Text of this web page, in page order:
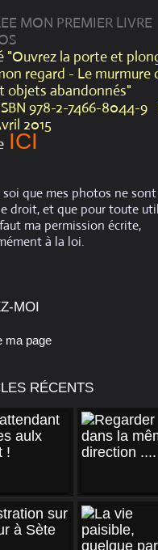
MON PREMIER LIVRE
"Ouvrez la porte et
regard - Le murmure
objets abandonnés"
978-2-7466-8044-9
2015
ICI
soi que mes photos ne sont
droit, et que pour toute
ma permission écrite,
à la loi.
MOI
ma page
RÉCENTS